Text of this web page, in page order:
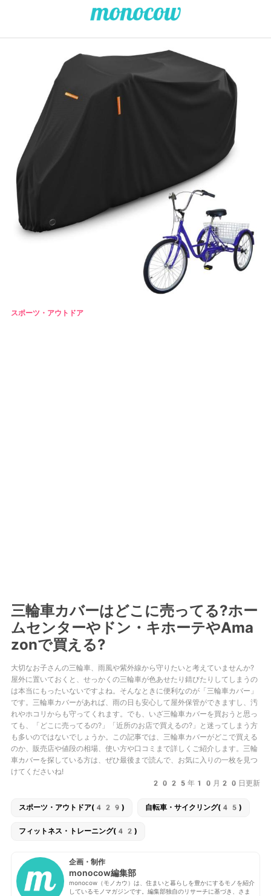
スポーツ・アウトドア
三輪車カバーはどこに売ってる?ホー
ムセンターやドン・キホーテやAma
zonで買える?
大切なお子さんの三輪車、雨風や紫外線から守りたいと考えていませんか?
屋外に置いておくと、せっかくの三輪車が色あせたり錆びたりしてしまうの
は本当にもったいないですよね。そんなときに便利なのが「三輪車カバー」
です。三輪車カバーがあれば、雨の日も安心して屋外保管ができますし、汚
れやホコリからも守ってくれます。でも、いざ三輪車カバーを買おうと思っ
ても、「どこに売ってるの?」「近所のお店で買えるの?」と迷ってしまう方
も多いのではないでしょうか。この記事では、三輪車カバーがどこで買える
のか、販売店や値段の相場、使い方や口コミまで詳しくご紹介します。三輪
車カバーを探している方は、ぜひ最後まで読んで、お気に入りの一枚を見つ
けてくださいね!
2025年10月20日更新
スポーツ・アウトドア(429) 自転車・サイクリング(45)
フィットネス・トレーニング(42)
企画・制作
monocow編集部
monocow（モノカウ）は、住まいと暮らしを豊かにするモノを紹介
しているモノマガジンです。編集部独自のリサーチに基づき、さま